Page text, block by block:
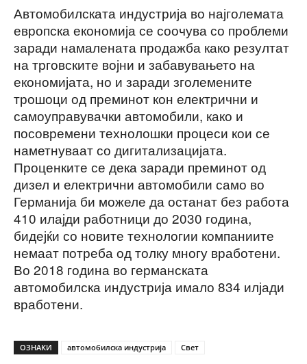
Автомобилската индустрија во најголемата
европска економија се соочува со проблеми
заради намалената продажба како резултат
на трговските војни и забавувањето на
економијата, но и заради зголемените
трошоци од преминот кон електрични и
самоуправувачки автомобили, како и
посовремени технолошки процеси кои се
наметнуваат со дигитализацијата.
Проценките се дека заради преминот од
дизел и електрични автомобили само во
Германија би можеле да останат без работа
410 илајди работници до 2030 година,
бидејќи со новите технологии компаниите
немаат потреба од толку многу вработени.
Во 2018 година во германската
автомобилска индустрија имало 834 илјади
вработени.
ОЗНАКИ автомобилска индустрија Свет